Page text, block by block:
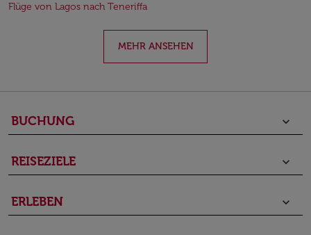
Flüge von Lagos nach Teneriffa
MEHR ANSEHEN
BUCHUNG keyboard_arrow_down
REISEZIELE keyboard_arrow_down
ERLEBEN keyboard_arrow_down